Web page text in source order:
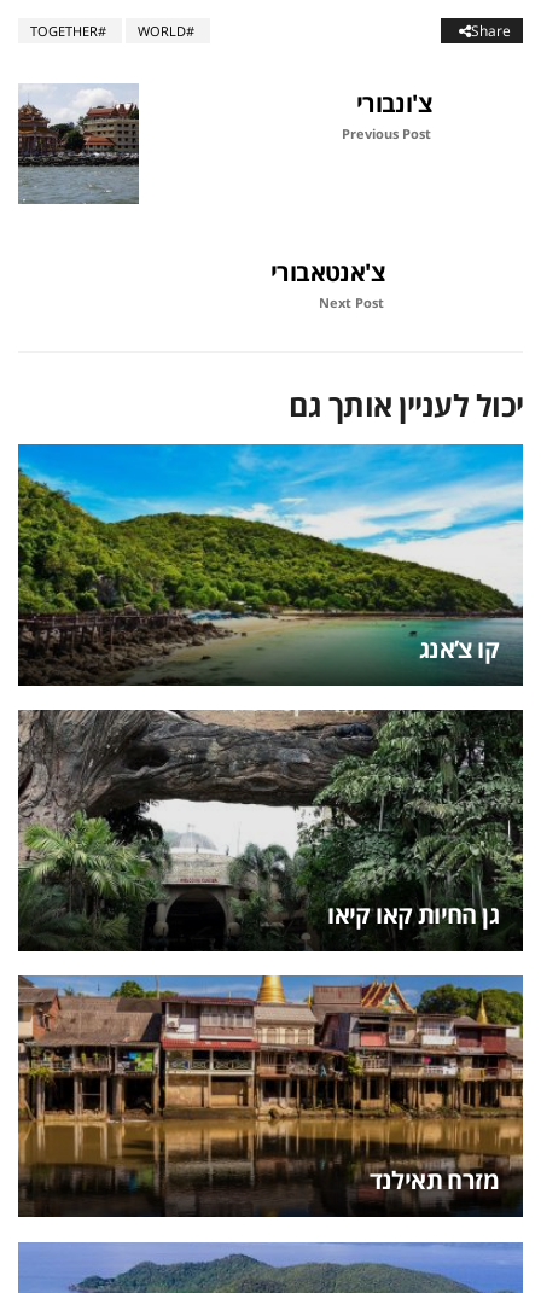
TOGETHER WORLD Share
צ'ונבורי
Previous Post
צ'אנטאבורי
Next Post
יכול לעניין אותך גם
קו צ’אנג
גן החיות קאו קיאו
מזרח תאילנד